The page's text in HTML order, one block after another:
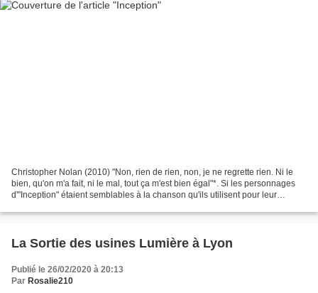
Christopher Nolan (2010) "Non, rien de rien, non, je ne regrette rien. Ni le
bien, qu'on m'a fait, ni le mal, tout ça m'est bien égal"*. Si les personnages
d'"Inception" étaient semblables à la chanson qu'ils utilisent pour leur
La Sortie des usines Lumière à Lyon
Publié le 26/02/2020 à 20:13
Par Rosalie210